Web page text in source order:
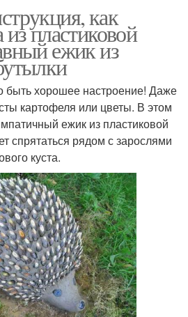
как
пластиковой
ежик из
быть хорошее настроение! Даже
картофеля или цветы. В этом
ежик из пластиковой
спрятаться рядом с зарослями
куста.